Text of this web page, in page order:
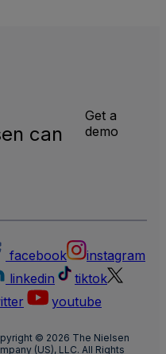
can
Get a
demo
facebook
instagram
linkedin
tiktok
youtube
© 2026 The Nielsen
(US), LLC. All Rights